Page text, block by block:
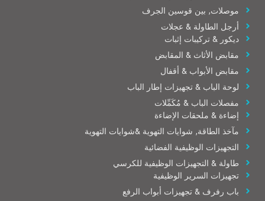
موصلات, بين قوسين الجرف
أرجل الطاولة & عجلات
ديكور & تركيبات إثبات
مقابض الأثاث & المقابض
مقابض الأبواب & أقفال
لوحة الباب & تجهيزات إطار الباب
مفصلات الباب & مُكَمِّلات
إضاءة & ملحقات الإضاءة
مآخذ الطاقة, شوايات التهوية &شوايات التهوية
التجهيزات الوظيفية الفضائية
طاولة & التجهيزات الوظيفية للكرسي
تجهيزات السرير الوظيفية
باب رفرف & تجهيزات أبواب الرفع